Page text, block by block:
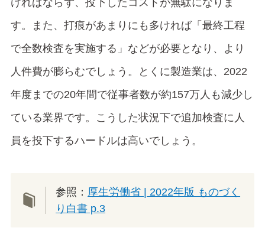
す。また、打痕があまりにも多ければ「最終工程
で全数検査を実施する」などが必要となり、より
人件費が膨らむでしょう。とくに製造業は、2022
年度までの20年間で従事者数が約157万人も減少し
ている業界です。こうした状況下で追加検査に人
員を投下するハードルは高いでしょう。
参照： 厚生労働省 | 2022年版 ものづく
り白書 p.3